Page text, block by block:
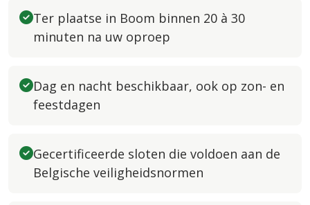
Ter plaatse in Boom binnen 20 à 30
minuten na uw oproep
Dag en nacht beschikbaar, ook op zon- en
feestdagen
Gecertificeerde sloten die voldoen aan de
Belgische veiligheidsnormen